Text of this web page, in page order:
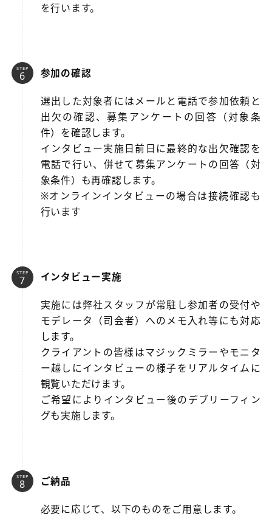
を行います。
STEP 参加の確認
選出した対象者にはメールと電話で参加依頼と
出欠の確認、募集アンケートの回答（対象条
件）を確認します。
インタビュー実施日前日に最終的な出欠確認を
電話で行い、併せて募集アンケートの回答（対
象条件）も再確認します。
※オンラインインタビューの場合は接続確認も
行います
STEP インタビュー実施
実施には弊社スタッフが常駐し参加者の受付や
モデレータ（司会者）へのメモ入れ等にも対応
します。
クライアントの皆様はマジックミラーやモニタ
ー越しにインタビューの様子をリアルタイムに
観覧いただけます。
ご希望によりインタビュー後のデブリーフィン
グも実施します。
STEP ご納品
必要に応じて、以下のものをご用意します。